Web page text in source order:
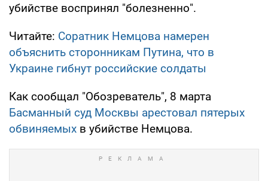
убийстве воспринял "болезненно".
Читайте: Соратник Немцова намерен
объяснить сторонникам Путина, что в
Украине гибнут российские солдаты
Как сообщал "Обозреватель", 8 марта
Басманный суд Москвы арестовал пятерых
обвиняемых в убийстве Немцова.